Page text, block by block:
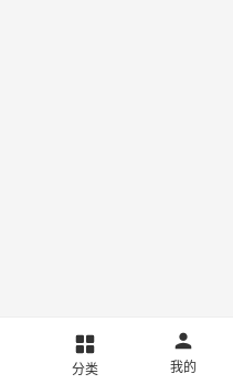
分类 我的